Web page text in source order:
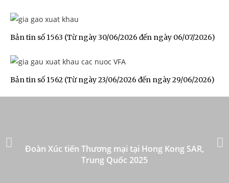
Bản tin số 1563 (Từ ngày 30/06/2026 đến ngày 06/07/2026)
Bản tin số 1562 (Từ ngày 23/06/2026 đến ngày 29/06/2026)
Đoàn Xúc tiến Thương mại tại Hong Kong SAR,
Trung Quốc 2025